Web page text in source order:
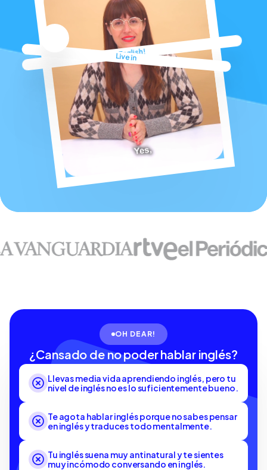
English!
Live in
OH DEAR!
¿Cansado de no poder hablar inglés?
Llevas media vida aprendiendo inglés, pero tu
nivel de inglés no es lo suficientemente bueno.
Te agota hablar inglés porque no sabes pensar
en inglés y traduces todo mentalmente.
Tu inglés suena muy antinatural y te sientes
muy incómodo conversando en inglés.